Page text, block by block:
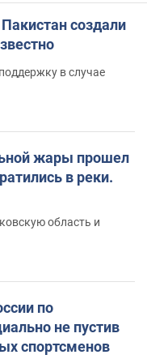
создали
в случае
жары прошел
в реки.
область и
по
не пустив
спортсменов